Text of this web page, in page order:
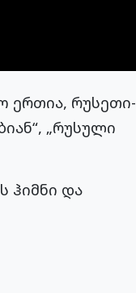
ერთია, რუსეთი-
„რუსული
ჰიმნი და